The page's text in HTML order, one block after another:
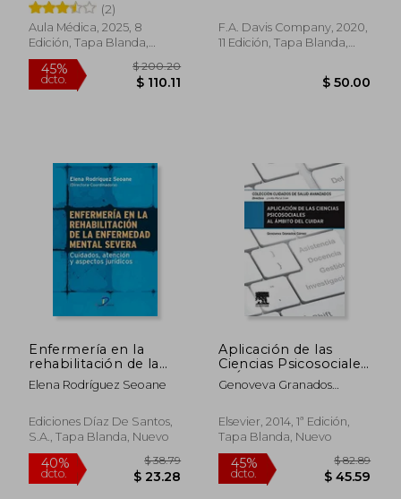
(2)
Aula Médica, 2025, 8
Edición, Tapa Blanda,
Nuevo
45%
dcto.
F.A. Davis Company, 2020,
11 Edición, Tapa Blanda,
Enfermería en la
rehabilitación de la
enfermedad mental
severa: Cuidados,
jurídicos
Elena Rodríguez Seoane
Ediciones Díaz De Santos,
S.A., Tapa Blanda, Nuevo
Aplicación de las
Ciencias Psicosociales
al Ámbito de Cuidar
Genoveva Granados
Elsevier, 2014, 1ª Edición,
Tapa Blanda, Nuevo